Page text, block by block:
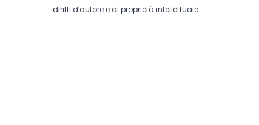
diritti d'autore e di proprietà intellettuale.